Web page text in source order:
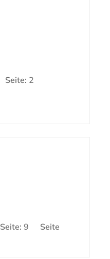
Seite: 2
Seite: 9
Seite